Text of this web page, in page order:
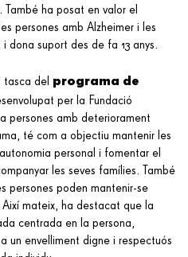
ha posat en valor el
persones amb Alzheimer i les
dona suport des de fa 13 anys.
tasca del programa de
per la Fundació
persones amb deteriorament
té com a objectiu mantenir les
personal i fomentar el
les seves famílies. També
persones poden mantenir-se
mateix, ha destacat que la
centrada en la persona,
un envelliment digne i respectuós